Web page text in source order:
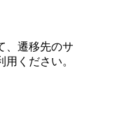
、遷移先のサ
ください。